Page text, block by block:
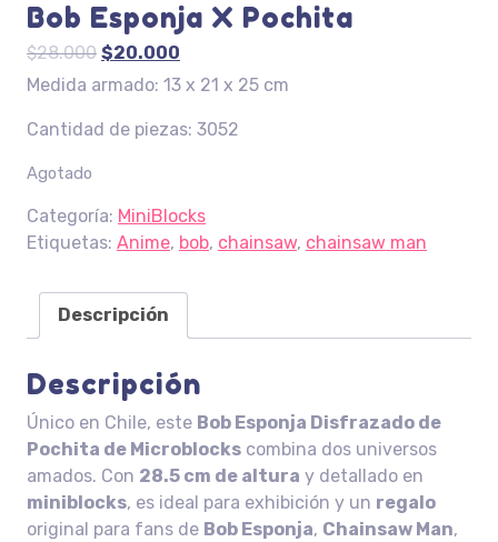
Bob Esponja X Pochita
$28.000 El
precio
era:
$20.000
precio
es:
Medida armado: 13 x 21 x 25 cm
Cantidad de piezas: 3052
Agotado
Categoría: MiniBlocks
Etiquetas: Anime, bob, chainsaw, chainsaw man
Descripción
Descripción
Único en Chile, este Bob Esponja Disfrazado de
Pochita de Microblocks combina dos universos
amados. Con 28.5 cm de altura y detallado en
miniblocks, es ideal para exhibición y un regalo
original para fans de Bob Esponja, Chainsaw Man,